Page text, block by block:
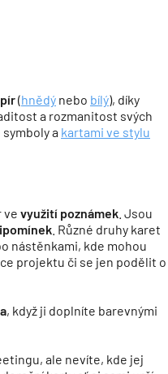
(hnědý nebo bílý), díky
a rozmanitost svých
a kartami ve stylu
ve využití poznámek . Jsou
. Různé druhy karet
nástěnkami, kde mohou
projektu či se jen podělit o
, když ji doplníte barevnými
ale nevíte, kde jej